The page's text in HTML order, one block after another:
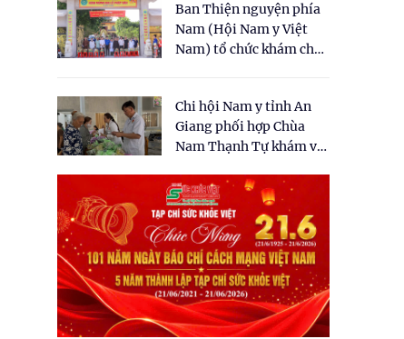
Ban Thiện nguyện phía
Nam (Hội Nam y Việt
Nam) tổ chức khám chữa
dân tại xã Tân Tập
Chi hội Nam y tỉnh An
Giang phối hợp Chùa
Nam Thạnh Tự khám và
nhân dân